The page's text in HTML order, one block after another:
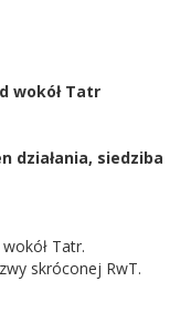
wokół Tatr
działania, siedziba
Tatr.
skróconej RwT.